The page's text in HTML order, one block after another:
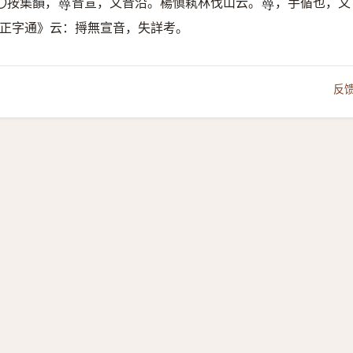
𡬳 𡬳
字通》云：㩊無宣音，失詳考。
反